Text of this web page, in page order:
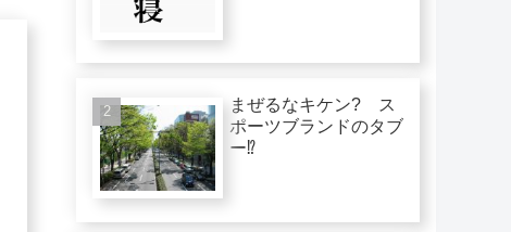
まぜるなキケン? ス
ポーツブランドのタブ
ー⁉︎